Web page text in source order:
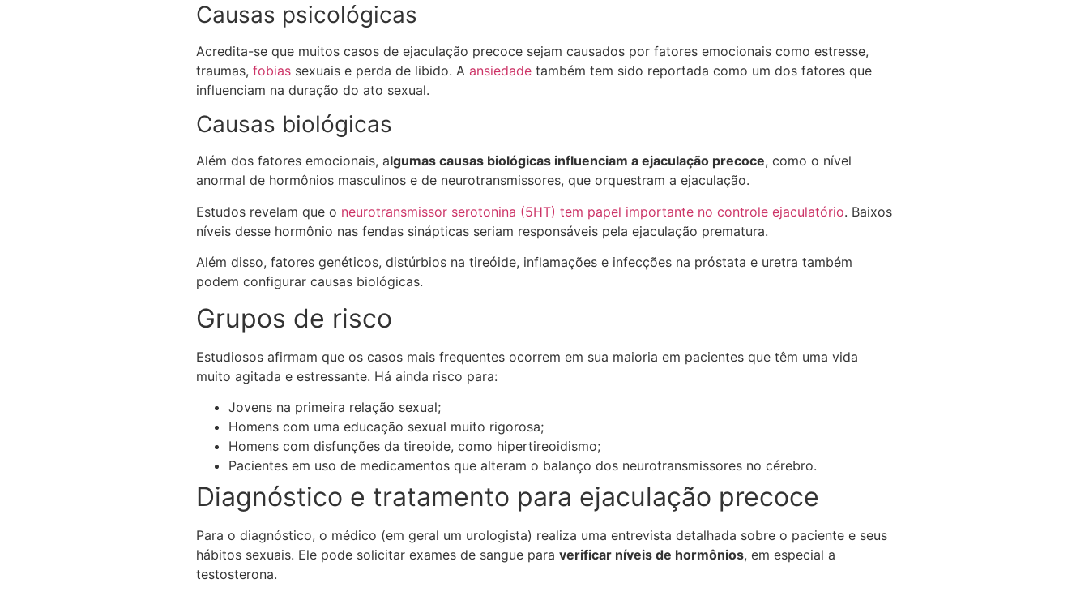
Causas psicológicas
Acredita-se que muitos casos de ejaculação precoce sejam causados por fatores emocionais como estresse,
traumas, fobias sexuais e perda de libido. A ansiedade também tem sido reportada como um dos fatores que
influenciam na duração do ato sexual.
Causas biológicas
Além dos fatores emocionais, algumas causas biológicas influenciam a ejaculação precoce, como o nível
anormal de hormônios masculinos e de neurotransmissores, que orquestram a ejaculação.
Estudos revelam que o neurotransmissor serotonina (5HT) tem papel importante no controle ejaculatório. Baixos
níveis desse hormônio nas fendas sinápticas seriam responsáveis pela ejaculação prematura.
Além disso, fatores genéticos, distúrbios na tireóide, inflamações e infecções na próstata e uretra também
podem configurar causas biológicas.
Grupos de risco
Estudiosos afirmam que os casos mais frequentes ocorrem em sua maioria em pacientes que têm uma vida
muito agitada e estressante. Há ainda risco para:
Jovens na primeira relação sexual;
Homens com uma educação sexual muito rigorosa;
Homens com disfunções da tireoide, como hipertireoidismo;
Pacientes em uso de medicamentos que alteram o balanço dos neurotransmissores no cérebro.
Diagnóstico e tratamento para ejaculação precoce
Para o diagnóstico, o médico (em geral um urologista) realiza uma entrevista detalhada sobre o paciente e seus
hábitos sexuais. Ele pode solicitar exames de sangue para verificar níveis de hormônios, em especial a
testosterona.